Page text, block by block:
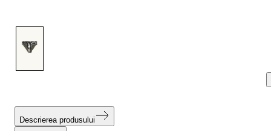
Descrierea produsului